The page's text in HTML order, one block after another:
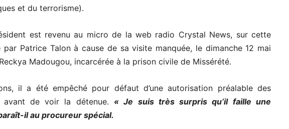
et du terrorisme).
est revenu au micro de la web radio Crystal News, sur cette
par Patrice Talon à cause de sa visite manquée, le dimanche 12 mai
Madougou, incarcérée à la prison civile de Missérété.
il a été empêché pour défaut d’une autorisation préalable des
avant de voir la détenue. « Je suis très surpris qu’il faille une
il au procureur spécial.